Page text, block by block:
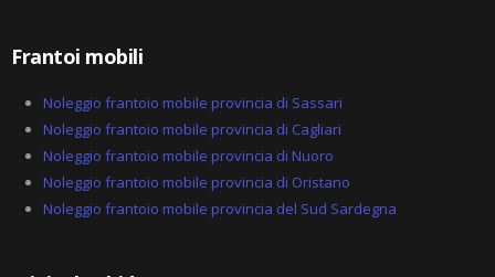
Frantoi mobili
Noleggio frantoio mobile provincia di Sassari
Noleggio frantoio mobile provincia di Cagliari
Noleggio frantoio mobile provincia di Nuoro
Noleggio frantoio mobile provincia di Oristano
Noleggio frantoio mobile provincia del Sud Sardegna